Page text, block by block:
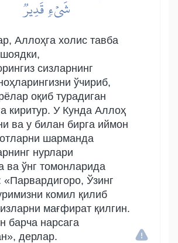
شَيۡءٖ قَدِيرٞ
Аллоҳга холис тавба
сизларнинг
ўчириб,
оқиб турадиган
киритур. У Кунда Аллоҳ
ва у билан бирга иймон
шарманда
нурлари
ва ўнг томонларида
Ўзинг
комил қилиб
мағфират қилгин.
барча нарсага
дерлар.